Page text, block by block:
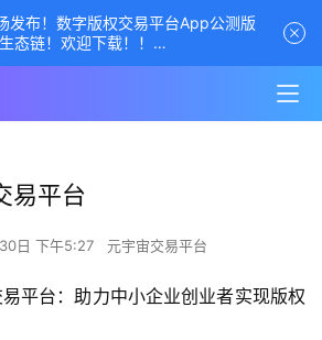
易平台
日 下午5:27 元宇宙交易平台
平台：助力中小企业创业者实现版权
发布！数字版权交易平台App公测版
态链！欢迎下载！！
字版权交易平台